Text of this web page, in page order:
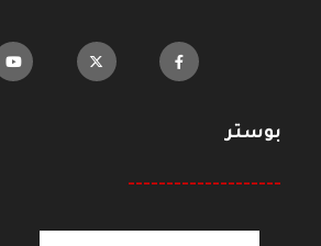
بوستر
--------------------